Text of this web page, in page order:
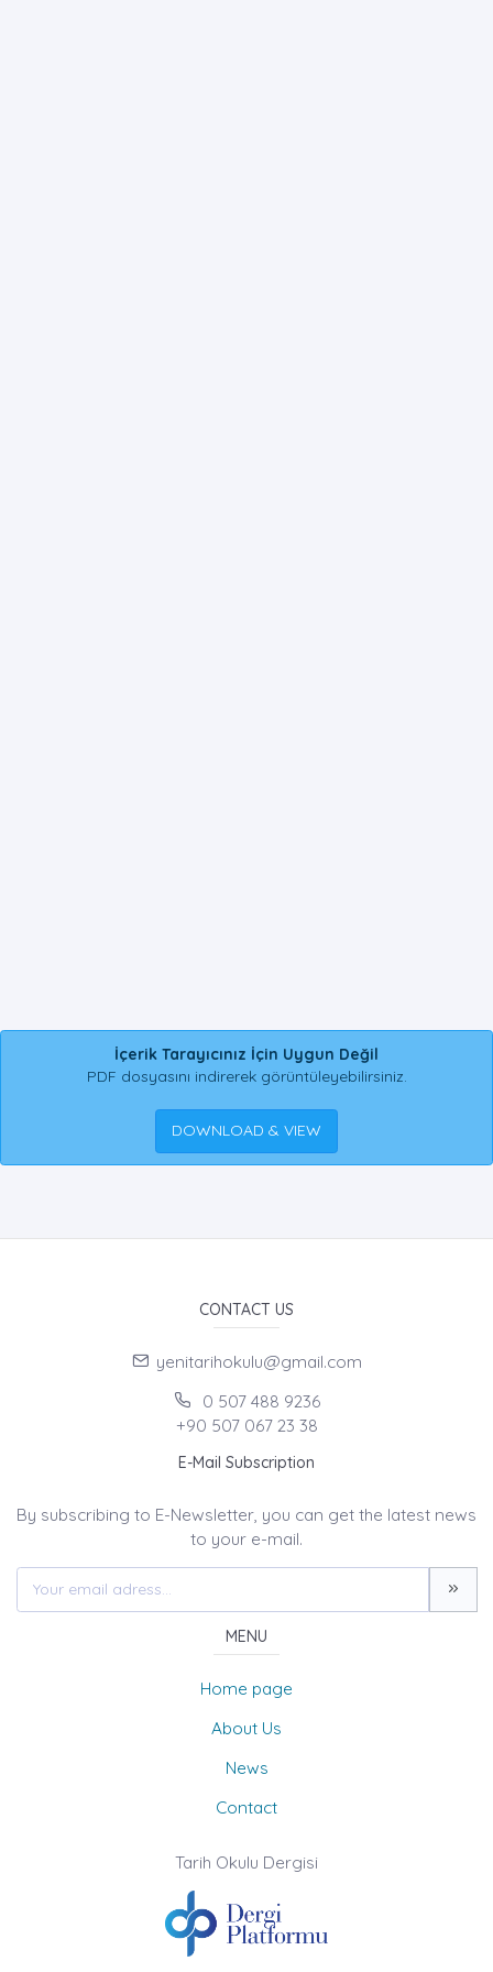
İçerik Tarayıcınız İçin Uygun Değil
PDF dosyasını indirerek görüntüleyebilirsiniz.
DOWNLOAD & VIEW
CONTACT US
yenitarihokulu@gmail.com
0 507 488 9236
+90 507 067 23 38
E-Mail Subscription
By subscribing to E-Newsletter, you can get the latest news
to your e-mail.
MENU
Home page
About Us
News
Contact
Tarih Okulu Dergisi